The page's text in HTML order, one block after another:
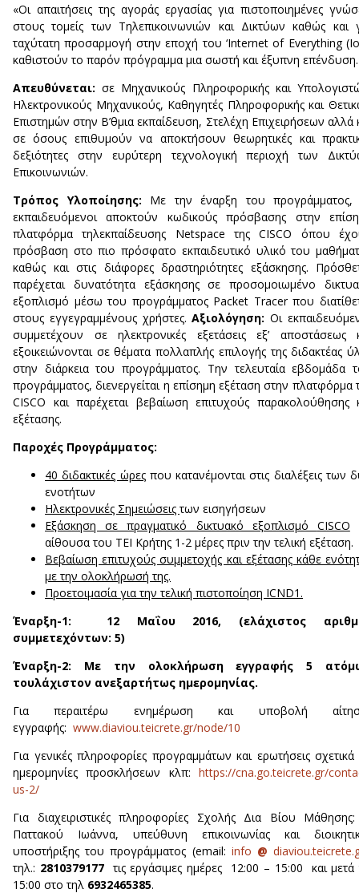
«Οι απαιτήσεις της αγοράς εργασίας για πιστοποιημένες
στους τομείς των Τηλεπικοινωνιών και Δικτύων καθώς και
ταχύτατη προσαρμογή στην εποχή του ‘Internet of Everything
καθιστούν το παρόν πρόγραμμα μια σωστή και έξυπνη
Απευθύνεται: σε Μηχανικούς Πληροφορικής και
Ηλεκτρονικούς Μηχανικούς, Καθηγητές Πληροφορικής και
Επιστημών στην Β’θμια εκπαίδευση, Στελέχη Επιχειρήσεων αλλά
σε όσους επιθυμούν να αποκτήσουν θεωρητικές και
δεξιότητες στην ευρύτερη τεχνολογική περιοχή των
Επικοινωνιών.
Τρόπος Υλοποίησης: Με την έναρξη του προγράμματος,
εκπαιδευόμενοι αποκτούν κωδικούς πρόσβασης στην
πλατφόρμα τηλεκπαίδευσης Netspace της CISCO όπου
πρόσβαση στο πιο πρόσφατο εκπαιδευτικό υλικό του
καθώς και στις διάφορες δραστηριότητες εξάσκησης.
παρέχεται δυνατότητα εξάσκησης σε προσομοιωμένο
εξοπλισμό μέσω του προγράμματος Packet Tracer που
στους εγγεγραμμένους χρήστες.Αξιολόγηση:Οι
συμμετέχουν σε ηλεκτρονικές εξετάσεις εξ’ αποστάσεως
εξοικειώνονται σε θέματα πολλαπλής επιλογής της διδακτέας
στην διάρκεια του προγράμματος. Την τελευταία εβδομάδα
προγράμματος, διενεργείται η επίσημη εξέταση στην πλατφόρμα
CISCO και παρέχεται βεβαίωση επιτυχούς παρακολούθησης
εξέτασης.
Παροχές Προγράµµατος:
40 διδακτικές ώρεςπου κατανέμονται στις διαλέξεις των
ενοτήτων
Ηλεκτρονικές Σημειώσειςτων εισηγήσεων
Εξάσκηση σε πραγματικό δικτυακό εξοπλισμό CISCO
αίθουσα του ΤΕΙ Κρήτης 1-2 μέρες πριν την τελική εξέταση.
Βεβαίωση επιτυχούς συμμετοχής και εξέτασης κάθε
με την ολοκλήρωσή της.
Προετοιμασία για την τελική πιστοποίηση ICND1.
Έναρξη-1: 12 Μαΐου 2016, (ελάχιστος
συμμετεχόντων: 5)
Έναρξη-2: Με την ολοκλήρωση εγγραφής 5
τουλάχιστον ανεξαρτήτως ημερομηνίας.
Για περαιτέρω ενημέρωση και υποβολή
εγγραφής: www.diaviou.teicrete.gr/node/10
Για γενικές πληροφορίες προγραμμάτων και ερωτήσεις σχετικά
ημερομηνίες προσκλήσεων κλπ: https://cna.go.teicrete.gr/
us-2/​
Για διαχειριστικές πληροφορίες Σχολής Δια Βίου
Παττακού Ιωάννα, υπεύθυνη επικοινωνίας και
υποστήριξης του προγράμματος (email: info @
τηλ.: 2810379177τις εργάσιμες ημέρες 12:00 – 15:00 και μετά
15:00 στο τηλ 6932465385.